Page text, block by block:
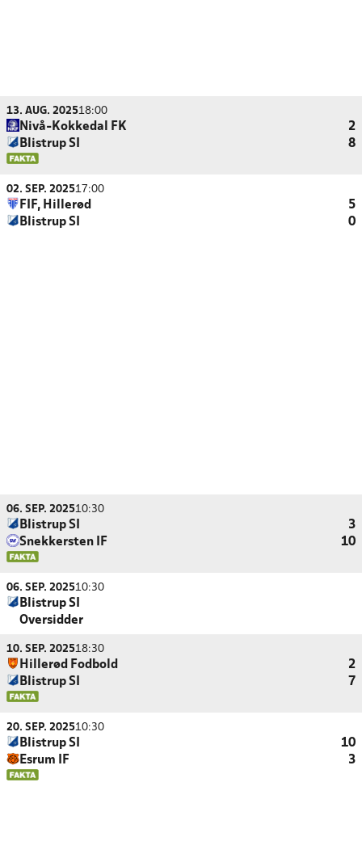
13. AUG. 202518:00
Nivå-Kokkedal FK
2
Blistrup SI
8
02. SEP. 202517:00
FIF, Hillerød
5
Blistrup SI
0
06. SEP. 202510:30
Blistrup SI
3
Snekkersten IF
10
06. SEP. 202510:30
Blistrup SI
Oversidder
10. SEP. 202518:30
Hillerød Fodbold
2
Blistrup SI
7
20. SEP. 202510:30
Blistrup SI
10
Esrum IF
3